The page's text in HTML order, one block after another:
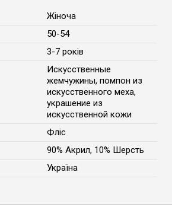
Жіноча
50-54
3-7 років
Искусственные
жемчужины, помпон из
искусственного меха,
украшение из
искусственной кожи
Фліс
90% Акрил, 10% Шерсть
Україна